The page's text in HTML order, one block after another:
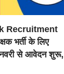
Recruitment
भर्ती के लिए
से आवेदन शुरू,